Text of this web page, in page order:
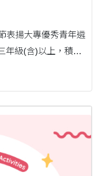
表揚大專優秀青年遴
，前一學年度第2學